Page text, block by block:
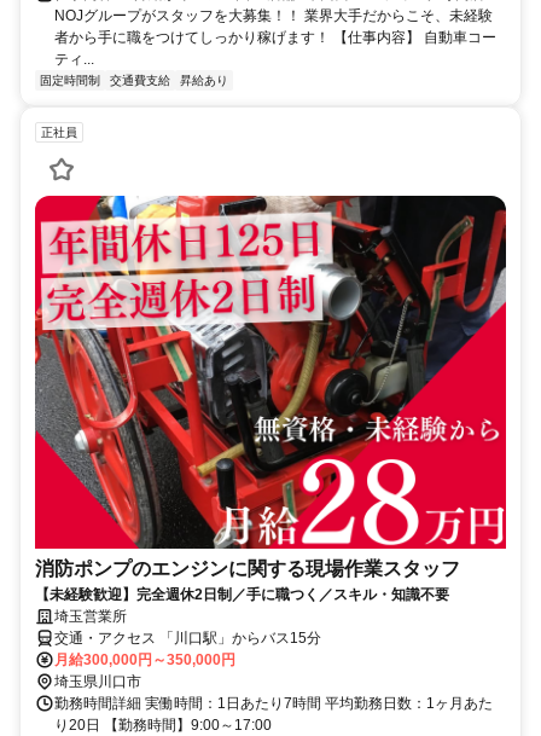
NOJグループがスタッフを大募集！！ 業界大手だからこそ、未経験
者から手に職をつけてしっかり稼げます！ 【仕事内容】 自動車コー
ティ...
固定時間制 交通費支給 昇給あり
正社員
消防ポンプのエンジンに関する現場作業スタッフ
【未経験歓迎】完全週休2日制／手に職つく／スキル・知識不要
埼玉営業所
交通・アクセス 「川口駅」からバス15分
月給300,000円～350,000円
埼玉県川口市
勤務時間詳細 実働時間：1日あたり7時間 平均勤務日数：1ヶ月あた
り20日 【勤務時間】9:00～17:00